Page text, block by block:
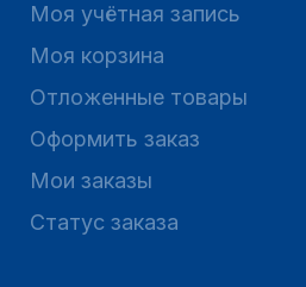
Моя учётная запись
Моя корзина
Отложенные товары
Оформить заказ
Мои заказы
Статус заказа